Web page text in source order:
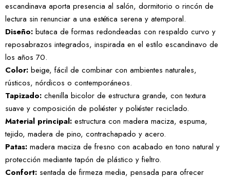
escandinava aporta presencia al salón, dormitorio o rincón de
lectura sin renunciar a una estética serena y atemporal.
Diseño: butaca de formas redondeadas con respaldo curvo y
reposabrazos integrados, inspirada en el estilo escandinavo de
los años 70.
Color: beige, fácil de combinar con ambientes naturales,
rústicos, nórdicos o contemporáneos.
Tapizado: chenilla bicolor de estructura grande, con textura
suave y composición de poliéster y poliéster reciclado.
Material principal: estructura con madera maciza, espuma,
tejido, madera de pino, contrachapado y acero.
Patas: madera maciza de fresno con acabado en tono natural y
protección mediante tapón de plástico y fieltro.
Confort: sentada de firmeza media, pensada para ofrecer